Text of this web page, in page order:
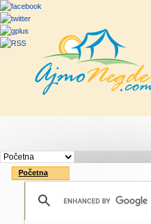
Početna